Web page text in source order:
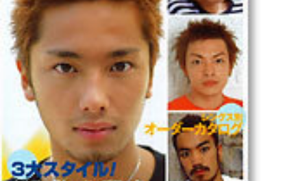
事業紹介 TOP
ライトアニメ事業
メディア事業
イベント事業／
配信事業
アパレル事業
COMPANY
会社情報 TOP
企業理念
会社概要
アクセス
沿革
RECRUIT
採用情報 TOP
新卒採用
中途・
アルバイト採用
よくあるご質問
ONLINE SHOP